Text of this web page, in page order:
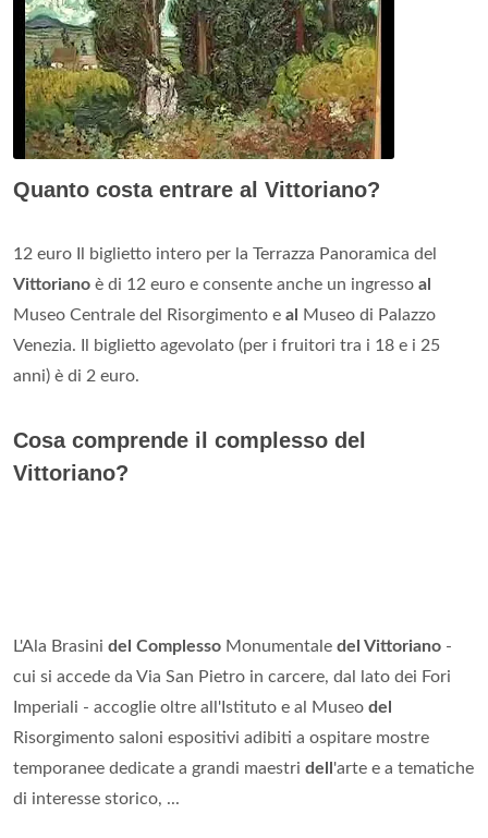
Quanto costa entrare al Vittoriano?
12 euro Il biglietto intero per la Terrazza Panoramica del
Vittoriano è di 12 euro e consente anche un ingresso al
Museo Centrale del Risorgimento e al
Museo di Palazzo
Venezia. Il biglietto agevolato (per i fruitori tra i 18 e i 25
anni) è di 2 euro.
Cosa comprende il complesso del
Vittoriano?
L'Ala Brasini del Complesso Monumentale del Vittoriano -
cui si accede da Via San Pietro in carcere, dal lato dei Fori
Imperiali - accoglie oltre all'Istituto e al Museo del
Risorgimento saloni espositivi adibiti a ospitare mostre
temporanee dedicate a grandi maestri dell 'arte e a tematiche
di interesse storico, ...